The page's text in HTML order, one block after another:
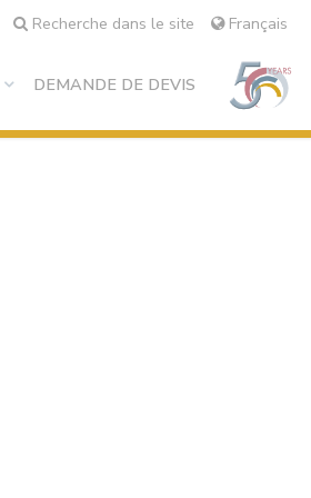
Recherche dans le site Français
DEMANDE DE DEVIS